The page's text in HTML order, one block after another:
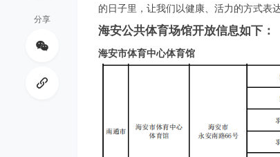
分享
的日子里，让我们以健康、活力的方式表
海安公共体育场馆开放信息如下：
海安市体育中心体育馆